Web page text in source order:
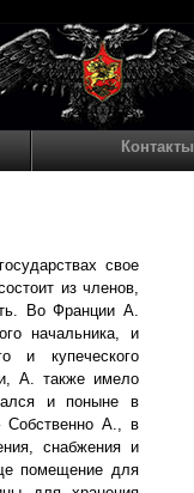
Контакты
свое
из членов,
Во Франции А.
начальника, и
и купеческого
А. также имело
и поныне в
Собственно А., в
снабжения и
помещение для